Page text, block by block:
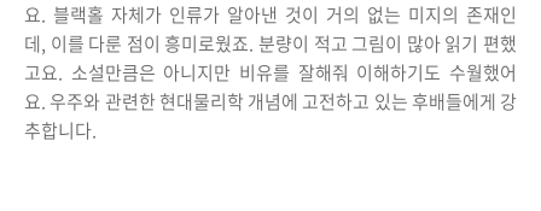
요. 블랙홀 자체가 인류가 알아낸 것이 거의 없는 미지의 존재인
데, 이를 다룬 점이 흥미로웠죠. 분량이 적고 그림이 많아 읽기 편했
고요. 소설만큼은 아니지만 비유를 잘해줘 이해하기도 수월했어
요. 우주와 관련한 현대물리학 개념에 고전하고 있는 후배들에게 강
추합니다.